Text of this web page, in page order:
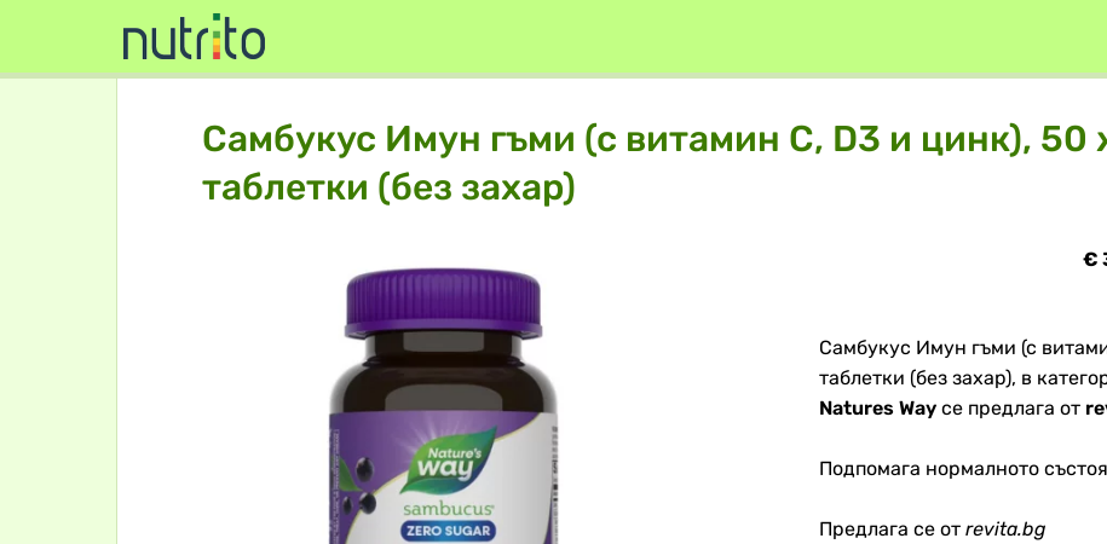
Самбукус Имун гъми (с витамин С, D3 и цинк), 50
таблетки (без захар)
€
Самбукус Имун гъми (с
таблетки (без захар), в
Natures Way се предлага от
Подпомага нормалното
Предлага се от revita.bg